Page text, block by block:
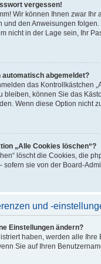
vergessen!
Wir können Ihnen zwar
und den Anweisungen
nicht in der Lage sein, Ihr
automatisch abgemeldet?
das Kontrollkästchen
bleiben, können Sie das
Wenn diese Option nicht
„Alle Cookies löschen“?
löscht die Cookies, die
– sofern sie von der Board-
und -
Einstellungen ändern?
haben, werden alle
Sie auf Ihren